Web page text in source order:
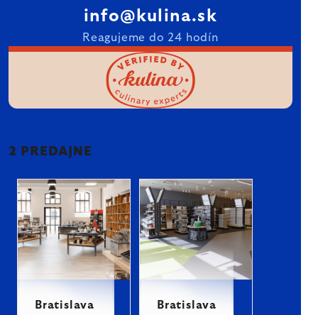
info@kulina.sk
Reagujeme do 24 hodín
2 PREDAJNE
Bratislava Bratislava